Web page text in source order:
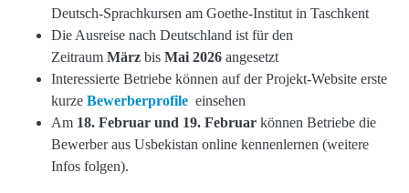
Deutsch-Sprachkursen am Goethe-Institut in Taschkent
Die Ausreise nach Deutschland ist für den
Zeitraum März bis Mai 2026 angesetzt
Interessierte Betriebe können auf der Projekt-Website erste
kurze Bewerberprofile einsehen
Am 18. Februar und 19. Februar können Betriebe die
Bewerber aus Usbekistan online kennenlernen (weitere
Infos folgen).